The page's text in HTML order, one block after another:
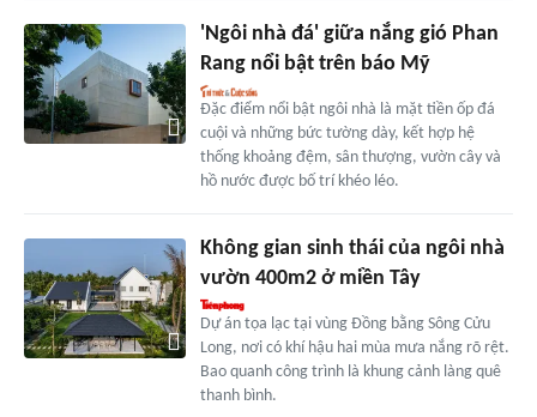
'Ngôi nhà đá' giữa nắng gió Phan
Rang nổi bật trên báo Mỹ
Đặc điểm nổi bật ngôi nhà là mặt tiền ốp đá
cuội và những bức tường dày, kết hợp hệ
thống khoảng đệm, sân thượng, vườn cây và
hồ nước được bố trí khéo léo.
Không gian sinh thái của ngôi nhà
vườn 400m2 ở miền Tây
Dự án tọa lạc tại vùng Đồng bằng Sông Cửu
Long, nơi có khí hậu hai mùa mưa nắng rõ rệt.
Bao quanh công trình là khung cảnh làng quê
thanh bình.